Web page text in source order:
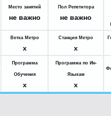
Место занятий
не важно
Пол Репетитора
не важно
Ветка Метро
x
Станция Метро
x
Программа
Обучения
x
Программа по Ин-
Языкам
x